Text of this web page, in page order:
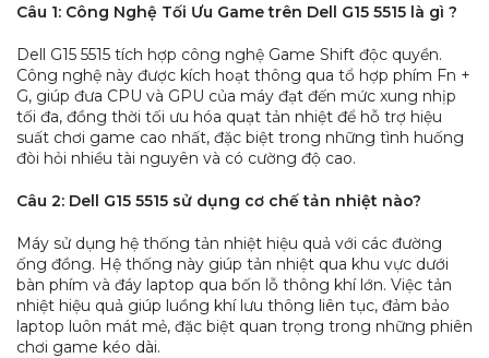
Câu 1: Công Nghệ Tối Ưu Game trên Dell G15 5515 là gì ?
Dell G15 5515 tích hợp công nghệ Game Shift độc quyền.
Công nghệ này được kích hoạt thông qua tổ hợp phím Fn +
G, giúp đưa CPU và GPU của máy đạt đến mức xung nhịp
tối đa, đồng thời tối ưu hóa quạt tản nhiệt để hỗ trợ hiệu
suất chơi game cao nhất, đặc biệt trong những tình huống
đòi hỏi nhiều tài nguyên và có cường độ cao.
Câu 2: Dell G15 5515 sử dụng cơ chế tản nhiệt nào?
Máy sử dụng hệ thống tản nhiệt hiệu quả với các đường
ống đồng. Hệ thống này giúp tản nhiệt qua khu vực dưới
bàn phím và đáy laptop qua bốn lỗ thông khí lớn. Việc tản
nhiệt hiệu quả giúp luồng khí lưu thông liên tục, đảm bảo
laptop luôn mát mẻ, đặc biệt quan trọng trong những phiên
chơi game kéo dài.